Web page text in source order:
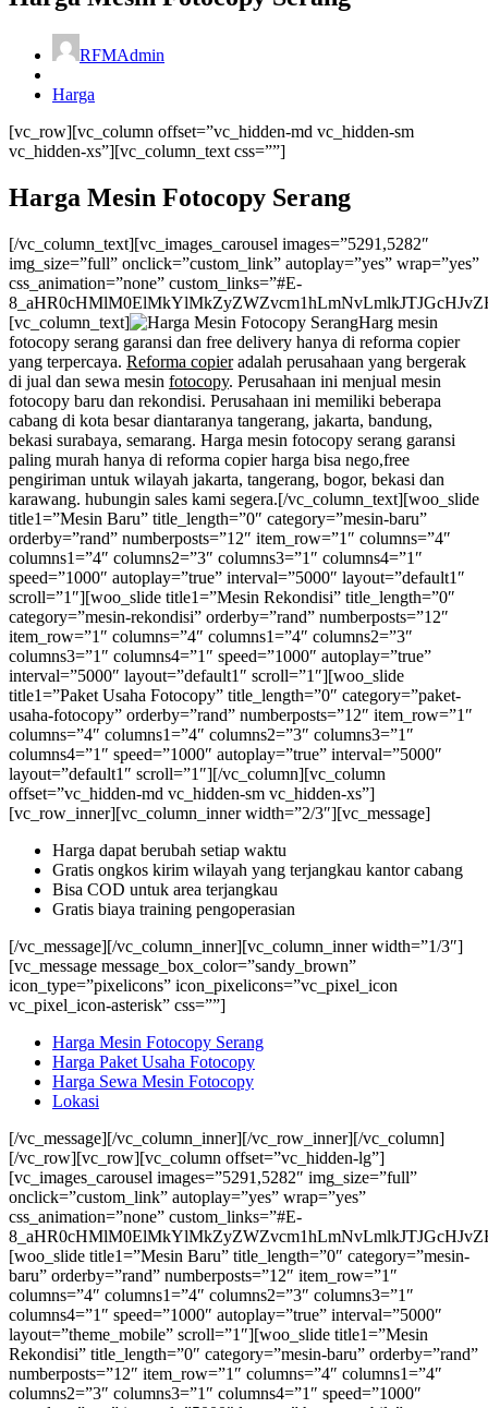
RFMAdmin
Harga
[vc_row][vc_column offset=”vc_hidden-md vc_hidden-sm
vc_hidden-xs”][vc_column_text css=””]
Harga Mesin Fotocopy Serang
[/vc_column_text][vc_images_carousel images=”5291,5282″
img_size=”full” onclick=”custom_link” autoplay=”yes” wrap=”yes”
css_animation=”none” custom_links=”#E-
[vc_column_text]
Harg mesin
fotocopy serang garansi dan free delivery hanya di reforma copier
yang terpercaya. Reforma copieradalah perusahaan yang bergerak
di jual dan sewa mesin fotocopy. Perusahaan ini menjual mesin
fotocopy baru dan rekondisi. Perusahaan ini memiliki beberapa
cabang di kota besar diantaranya tangerang, jakarta, bandung,
bekasi surabaya, semarang. Harga mesin fotocopy serang garansi
paling murah hanya di reforma copier harga bisa nego,free
pengiriman untuk wilayah jakarta, tangerang, bogor, bekasi dan
karawang. hubungin sales kami segera.[/vc_column_text][woo_slide
title1=”Mesin Baru” title_length=”0″ category=”mesin-baru”
orderby=”rand” numberposts=”12″ item_row=”1″ columns=”4″
columns1=”4″ columns2=”3″ columns3=”1″ columns4=”1″
speed=”1000″ autoplay=”true” interval=”5000″ layout=”default1″
scroll=”1″][woo_slide title1=”Mesin Rekondisi” title_length=”0″
category=”mesin-rekondisi” orderby=”rand” numberposts=”12″
item_row=”1″ columns=”4″ columns1=”4″ columns2=”3″
columns3=”1″ columns4=”1″ speed=”1000″ autoplay=”true”
interval=”5000″ layout=”default1″ scroll=”1″][woo_slide
title1=”Paket Usaha Fotocopy” title_length=”0″ category=”paket-
usaha-fotocopy” orderby=”rand” numberposts=”12″ item_row=”1″
columns=”4″ columns1=”4″ columns2=”3″ columns3=”1″
columns4=”1″ speed=”1000″ autoplay=”true” interval=”5000″
layout=”default1″ scroll=”1″][/vc_column][vc_column
offset=”vc_hidden-md vc_hidden-sm vc_hidden-xs”]
[vc_row_inner][vc_column_inner width=”2/3″][vc_message]
Harga dapat berubah setiap waktu
Gratis ongkos kirim wilayah yang terjangkau kantor cabang
Bisa COD untuk area terjangkau
Gratis biaya training pengoperasian
[/vc_message][/vc_column_inner][vc_column_inner width=”1/3″]
[vc_message message_box_color=”sandy_brown”
icon_type=”pixelicons” icon_pixelicons=”vc_pixel_icon
vc_pixel_icon-asterisk” css=””]
Harga Mesin Fotocopy Serang
Harga Paket Usaha Fotocopy
Harga Sewa Mesin Fotocopy
Lokasi
[/vc_message][/vc_column_inner][/vc_row_inner][/vc_column]
[/vc_row][vc_row][vc_column offset=”vc_hidden-lg”]
[vc_images_carousel images=”5291,5282″ img_size=”full”
onclick=”custom_link” autoplay=”yes” wrap=”yes”
css_animation=”none” custom_links=”#E-
[woo_slide title1=”Mesin Baru” title_length=”0″ category=”mesin-
baru” orderby=”rand” numberposts=”12″ item_row=”1″
columns=”4″ columns1=”4″ columns2=”3″ columns3=”1″
columns4=”1″ speed=”1000″ autoplay=”true” interval=”5000″
layout=”theme_mobile” scroll=”1″][woo_slide title1=”Mesin
Rekondisi” title_length=”0″ category=”mesin-baru” orderby=”rand”
numberposts=”12″ item_row=”1″ columns=”4″ columns1=”4″
columns2=”3″ columns3=”1″ columns4=”1″ speed=”1000″